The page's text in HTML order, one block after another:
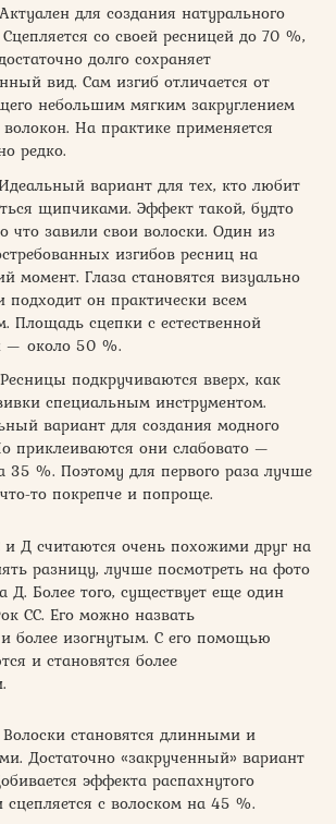
для создания натурального
со своей ресницей до 70 %,
долго сохраняет
вид. Сам изгиб отличается от
небольшим мягким закруглением
На практике применяется
редко.
вариант для тех, кто любит
щипчиками. Эффект такой, будто
что завили свои волоски. Один из
изгибов ресниц на
момент. Глаза становятся визуально
подходит он практически всем
Площадь сцепки с естественной
— около 50 %.
подкручиваются вверх, как
специальным инструментом.
вариант для создания модного
приклеиваются они слабовато —
35 %. Поэтому для первого раза лучше
то покрепче и попроще.
Д считаются очень похожими друг на
разницу, лучше посмотреть на фото
Д. Более того, существует еще один
СС. Его можно назвать
более изогнутым. С его помощью
и становятся более
становятся длинными и
Достаточно «закрученный» вариант
эффекта распахнутого
сцепляется с волоском на 45 %.